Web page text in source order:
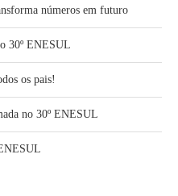
números em futuro
30º ENESUL
os pais!
no 30º ENESUL